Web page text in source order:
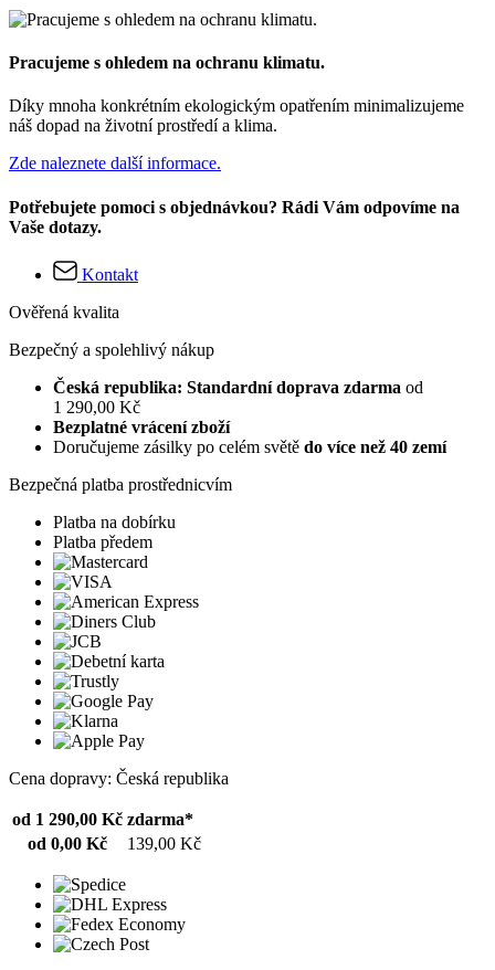
Pracujeme s ohledem na ochranu klimatu.
Díky mnoha konkrétním ekologickým opatřením minimalizujeme
náš dopad na životní prostředí a klima.
Zde naleznete další informace.
Potřebujete pomoci s objednávkou? Rádi Vám odpovíme na
Vaše dotazy.
Kontakt
Ověřená kvalita
Bezpečný a spolehlivý nákup
Česká republika: Standardní doprava zdarma od
1 290,00 Kč
Bezplatné vrácení zboží
Doručujeme zásilky po celém světě do více než 40 zemí
Bezpečná platba prostřednicvím
Platba na dobírku
Platba předem
Cena dopravy: Česká republika
od 1 290,00 Kč zdarma*
od 0,00 Kč
139,00 Kč